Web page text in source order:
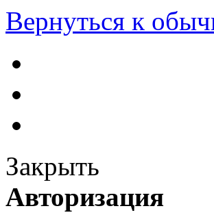
Вернуться к
Закрыть
Авторизация